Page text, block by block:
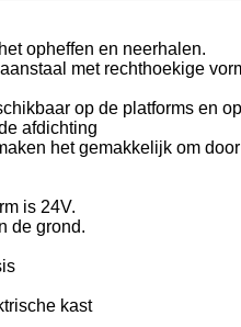
opheffen en neerhalen.
met rechthoekige
op de platforms en
afdichting
het gemakkelijk om
is 24V.
de grond.
kast